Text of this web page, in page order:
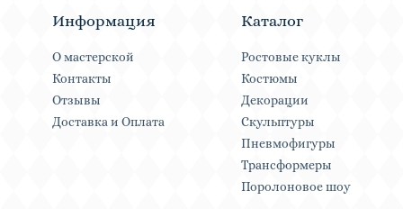
Информация
О мастерской
Контакты
Отзывы
Доставка и Оплата
Каталог
Ростовые куклы
Костюмы
Декорации
Скульптуры
Пневмофигуры
Трансформеры
Поролоновое шоу